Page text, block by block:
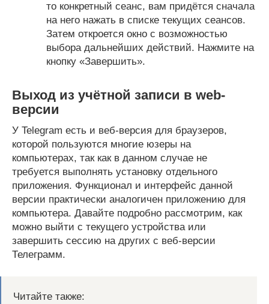
то конкретный сеанс, вам придётся сначала
на него нажать в списке текущих сеансов.
Затем откроется окно с возможностью
выбора дальнейших действий. Нажмите на
кнопку «Завершить».
Выход из учётной записи в web-
версии
У Telegram есть и веб-версия для браузеров,
которой пользуются многие юзеры на
компьютерах, так как в данном случае не
требуется выполнять установку отдельного
приложения. Функционал и интерфейс данной
версии практически аналогичен приложению для
компьютера. Давайте подробно рассмотрим, как
можно выйти с текущего устройства или
завершить сессию на других с веб-версии
Телеграмм.
Читайте также: